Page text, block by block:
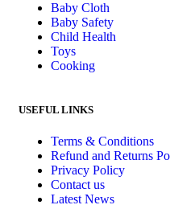
Baby Cloth
Baby Safety
Child Health
Toys
Cooking
USEFUL LINKS
Terms & Conditions
Refund and Returns
Privacy Policy
Contact us
Latest News